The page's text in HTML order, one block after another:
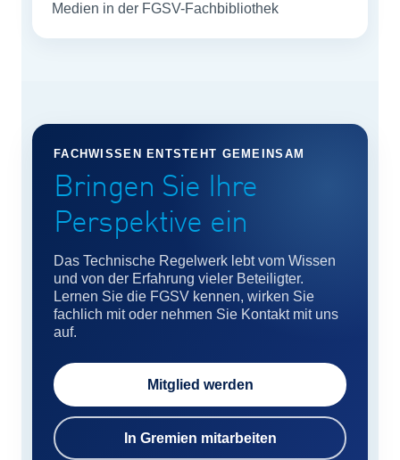
Medien in der FGSV-Fachbibliothek
FACHWISSEN ENTSTEHT GEMEINSAM
Bringen Sie Ihre
Perspektive ein
Das Technische Regelwerk lebt vom Wissen
und von der Erfahrung vieler Beteiligter.
Lernen Sie die FGSV kennen, wirken Sie
fachlich mit oder nehmen Sie Kontakt mit uns
auf.
Mitglied werden
In Gremien mitarbeiten